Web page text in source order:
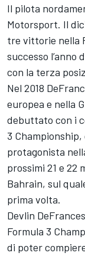
Il pilota
Motorsport. Il
tre vittorie nella
successo l’anno
con la terza
Nel 2018
europea e nella
debuttato con i
3
protagonista
prossimi 21 e 22
Bahrain, sul
prima volta.
Devlin
Formula 3
di poter